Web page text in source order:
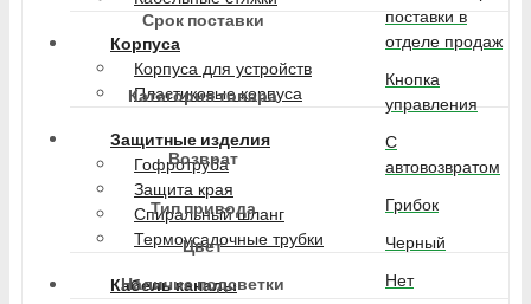
Корпуса
Корпуса для устройств
Пластиковые корпуса
Защитные изделия
Гофротруба
Защита края
Спиральный шланг
Термоусадочные трубки
Кабель каналы
Срок поставки
поставки в
отделе продаж
Категория товара
Кнопка
управления
Возврат
С
автовозвратом
Тип привода
Грибок
Цвет
Черный
Наличие подсветки
Нет